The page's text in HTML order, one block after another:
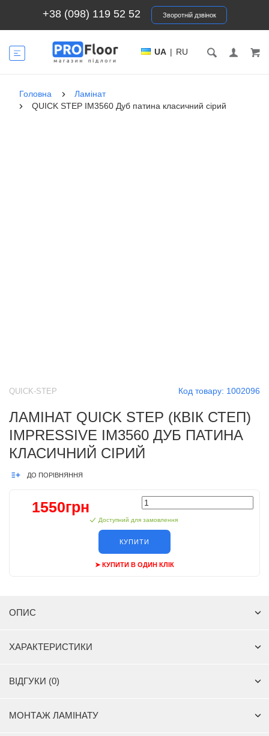
+38 (098) 119 52 52 Зворотній дзвінок
UA | RU
Головна
Ламінат
QUICK STEP IM3560 Дуб патина класичний сірий
Код товару: 1002096
QUICK-STEP
ЛАМІНАТ QUICK STEP (КВІК СТЕП)
IMPRESSIVE IM3560 ДУБ ПАТИНА
КЛАСИЧНИЙ СІРИЙ
ДО ПОРІВНЯННЯ
1550грн
Доступний для замовлення
КУПИТИ
➤ КУПИТИ В ОДИН КЛІК
ОПИС
ХАРАКТЕРИСТИКИ
ВІДГУКИ (0)
МОНТАЖ ЛАМІНАТУ